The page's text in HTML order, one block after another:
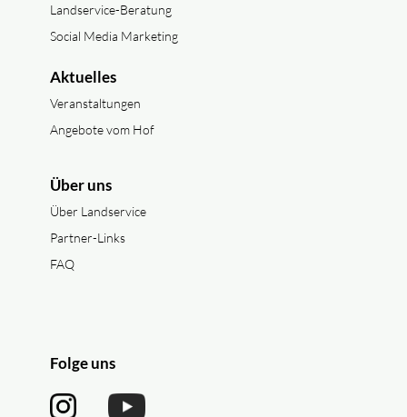
Landservice-Beratung
Social Media Marketing
Aktuelles
Veranstaltungen
Angebote vom Hof
Über uns
Über Landservice
Partner-Links
FAQ
Folge uns